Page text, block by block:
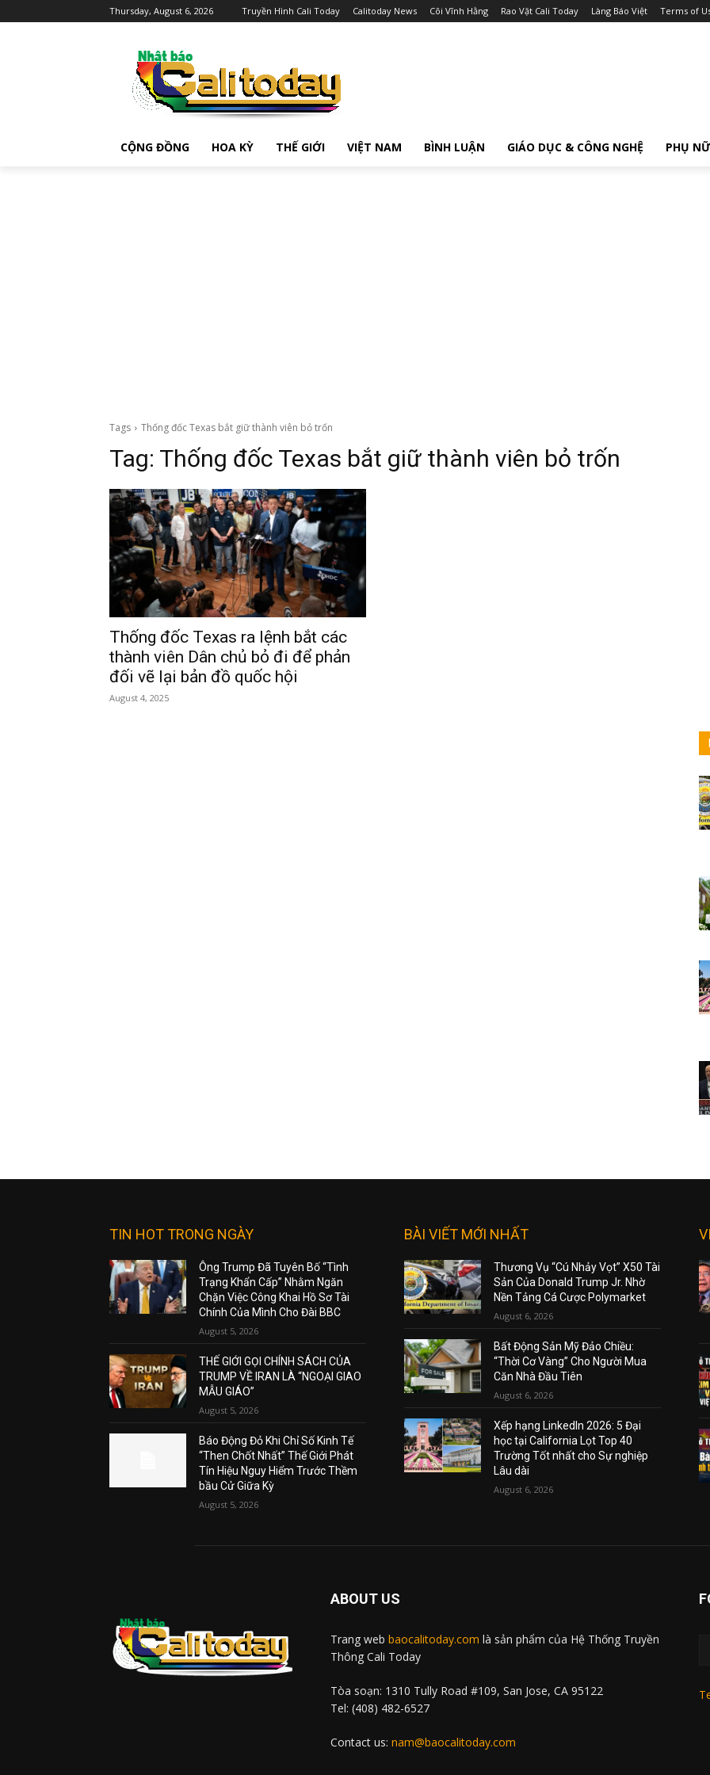
Thursday, August 6, 2026 Truyền Hình Cali Today Calitoday News Cõi Vĩnh Hằng Rao Vặt Cali Today Làng Báo Việt Terms of
CỘNG ĐỒNG HOA KỲ THẾ GIỚI VIỆT NAM BÌNH LUẬN GIÁO DỤC & CÔNG NGHỆ PHỤ NỮ
Tags Thống đốc Texas bắt giữ thành viên bỏ trốn
Tag: Thống đốc Texas bắt giữ thành viên bỏ trốn
Thống đốc Texas ra lệnh bắt các
thành viên Dân chủ bỏ đi để phản
đối vẽ lại bản đồ quốc hội
August 4, 2025
TIN HOT TRONG NGÀY
Ông Trump Đã Tuyên Bố “Tình
Trạng Khẩn Cấp” Nhằm Ngăn
Chặn Việc Công Khai Hồ Sơ Tài
Chính Của Mình Cho Đài BBC
August 5, 2026
THẾ GIỚI GỌI CHÍNH SÁCH CỦA
TRUMP VỀ IRAN LÀ “NGOẠI GIAO
MẪU GIÁO”
August 5, 2026
Báo Động Đỏ Khi Chỉ Số Kinh Tế
“Then Chốt Nhất” Thế Giới Phát
Tín Hiệu Nguy Hiểm Trước Thềm
bầu Cử Giữa Kỳ
August 5, 2026
BÀI VIẾT MỚI NHẤT
Thương Vụ “Cú Nhảy Vọt” X50 Tài
Sản Của Donald Trump Jr. Nhờ
Nền Tảng Cá Cược Polymarket
August 6, 2026
Bất Động Sản Mỹ Đảo Chiều:
“Thời Cơ Vàng” Cho Người Mua
Căn Nhà Đầu Tiên
August 6, 2026
Xếp hạng LinkedIn 2026: 5 Đại
học tại California Lọt Top 40
Trường Tốt nhất cho Sự nghiệp
Lâu dài
August 6, 2026
ABOUT US
Trang web baocalitoday.com là sản phẩm của Hệ Thống Truyền
Thông Cali Today
Tòa soạn: 1310 Tully Road #109, San Jose, CA 95122
Tel: (408) 482-6527
Contact us: nam@baocalitoday.com